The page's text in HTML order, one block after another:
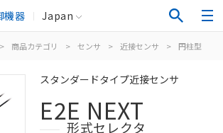
機器 Japan
> 商品カテゴリ > センサ > 近接センサ > 円柱型
スタンダードタイプ近接センサ
E2E NEXT
形式セレクタ